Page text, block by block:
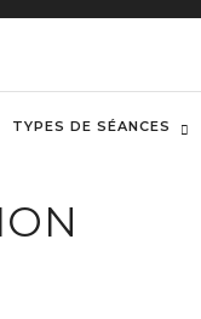
TYPES DE SÉANCES